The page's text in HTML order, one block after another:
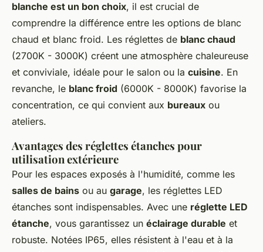
blanche est un bon choix, il est crucial de
comprendre la différence entre les options de blanc
chaud et blanc froid. Les réglettes de blanc chaud
(2700K - 3000K) créent une atmosphère chaleureuse
et conviviale, idéale pour le salon ou la cuisine. En
revanche, le blanc froid (6000K - 8000K) favorise la
concentration, ce qui convient aux bureaux ou
ateliers.
Avantages des réglettes étanches pour
utilisation extérieure
Pour les espaces exposés à l'humidité, comme les
salles de bains ou au garage, les réglettes LED
étanches sont indispensables. Avec une réglette LED
étanche, vous garantissez un éclairage durable et
robuste. Notées IP65, elles résistent à l'eau et à la